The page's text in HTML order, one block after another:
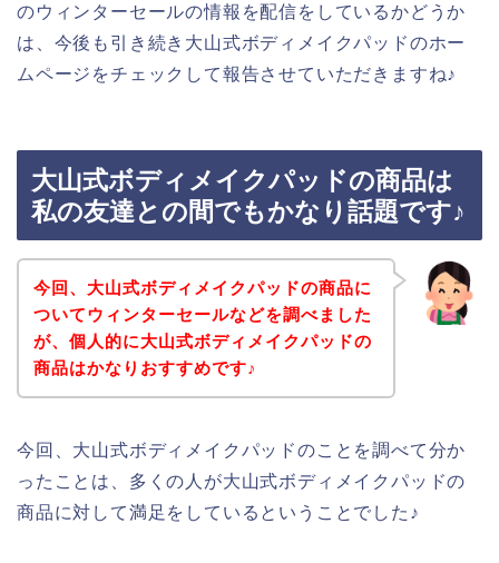
のウィンターセールの情報を配信をしているかどうか
は、今後も引き続き大山式ボディメイクパッドのホー
ムページをチェックして報告させていただきますね♪
大山式ボディメイクパッドの商品は
私の友達との間でもかなり話題です♪
今回、大山式ボディメイクパッドの商品に
ついてウィンターセールなどを調べました
が、個人的に大山式ボディメイクパッドの
商品はかなりおすすめです♪
今回、大山式ボディメイクパッドのことを調べて分か
ったことは、多くの人が大山式ボディメイクパッドの
商品に対して満足をしているということでした♪